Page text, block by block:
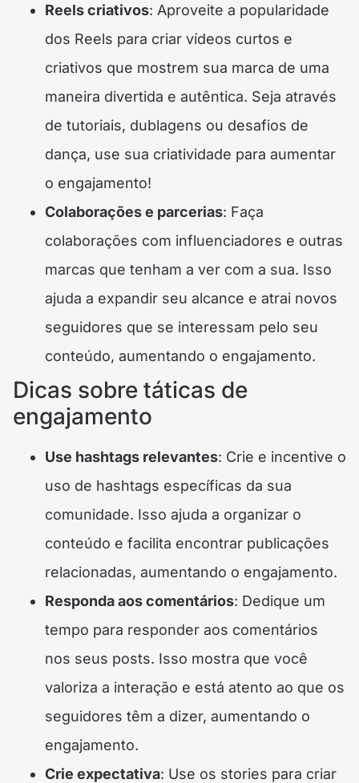
Reels criativos: Aproveite a popularidade
dos Reels para criar vídeos curtos e
criativos que mostrem sua marca de uma
maneira divertida e autêntica. Seja através
de tutoriais, dublagens ou desafios de
dança, use sua criatividade para aumentar
o engajamento!
Colaborações e parcerias: Faça
colaborações com influenciadores e outras
marcas que tenham a ver com a sua. Isso
ajuda a expandir seu alcance e atrai novos
seguidores que se interessam pelo seu
conteúdo, aumentando o engajamento.
Dicas sobre táticas de
engajamento
Use hashtags relevantes: Crie e incentive o
uso de hashtags específicas da sua
comunidade. Isso ajuda a organizar o
conteúdo e facilita encontrar publicações
relacionadas, aumentando o engajamento.
Responda aos comentários: Dedique um
tempo para responder aos comentários
nos seus posts. Isso mostra que você
valoriza a interação e está atento ao que os
seguidores têm a dizer, aumentando o
engajamento.
Crie expectativa: Use os stories para criar